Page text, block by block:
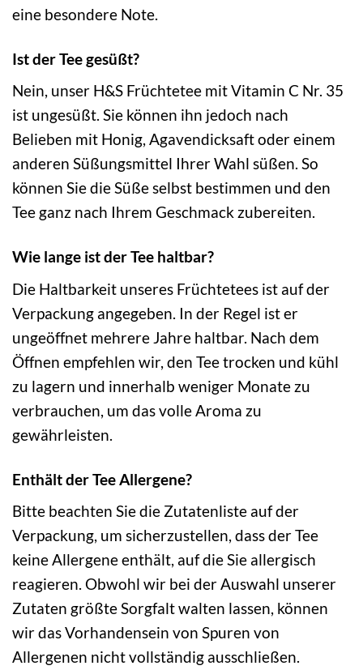
eine besondere Note.
Ist der Tee gesüßt?
Nein, unser H&S Früchtetee mit Vitamin C Nr. 35
ist ungesüßt. Sie können ihn jedoch nach
Belieben mit Honig, Agavendicksaft oder einem
anderen Süßungsmittel Ihrer Wahl süßen. So
können Sie die Süße selbst bestimmen und den
Tee ganz nach Ihrem Geschmack zubereiten.
Wie lange ist der Tee haltbar?
Die Haltbarkeit unseres Früchtetees ist auf der
Verpackung angegeben. In der Regel ist er
ungeöffnet mehrere Jahre haltbar. Nach dem
Öffnen empfehlen wir, den Tee trocken und kühl
zu lagern und innerhalb weniger Monate zu
verbrauchen, um das volle Aroma zu
gewährleisten.
Enthält der Tee Allergene?
Bitte beachten Sie die Zutatenliste auf der
Verpackung, um sicherzustellen, dass der Tee
keine Allergene enthält, auf die Sie allergisch
reagieren. Obwohl wir bei der Auswahl unserer
Zutaten größte Sorgfalt walten lassen, können
wir das Vorhandensein von Spuren von
Allergenen nicht vollständig ausschließen.